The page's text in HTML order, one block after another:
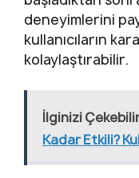
deneyimlerini
kullanıcıların
kolaylaştırabilir.
İlginizi
Kadar Etkili?